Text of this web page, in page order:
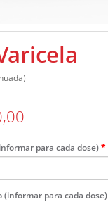
para cada dose)
(informar para cada dose)